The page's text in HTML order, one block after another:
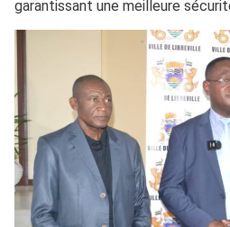
garantissant une meilleure